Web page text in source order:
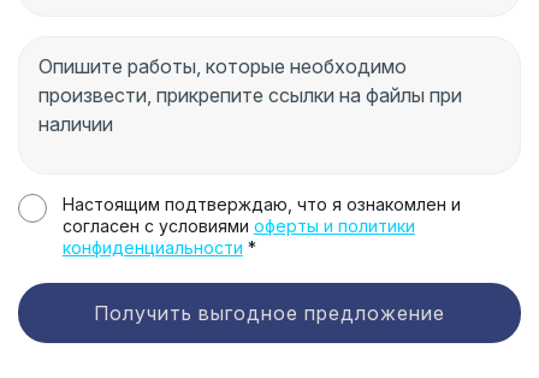
Настоящим подтверждаю, что я ознакомлен и
согласен с условиями оферты и политики
конфиденциальности *
Получить выгодное предложение